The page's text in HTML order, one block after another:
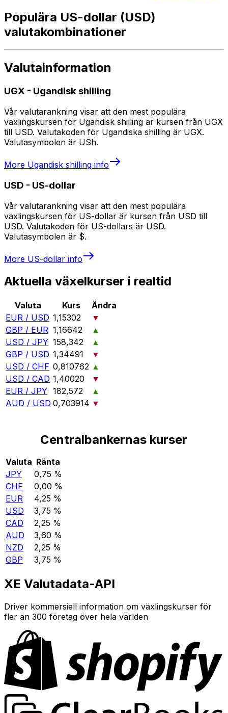
Populära US-dollar (USD)
valutakombinationer
Valutainformation
UGX - Ugandisk shilling
Vår valutarankning visar att den mest populära
växlingskursen för Ugandisk shilling är kursen från UGX
till USD. Valutakoden för Ugandiska shilling är UGX.
Valutasymbolen är USh.
More Ugandisk shilling info
USD - US-dollar
Vår valutarankning visar att den mest populära
växlingskursen för US-dollar är kursen från USD till
USD. Valutakoden för US-dollars är USD.
Valutasymbolen är $.
More US-dollar info
Aktuella växelkurser i realtid
Valuta Kurs
Ändra
EUR / USD 1,15302
▼
GBP / EUR 1,16642
▲
USD / JPY 158,342
▲
GBP / USD 1,34491
▼
USD / CHF 0,810762 ▲
USD / CAD 1,40020
▼
EUR / JPY 182,572
▲
AUD / USD 0,703914 ▼
Centralbankernas kurser
Valuta Ränta
JPY
0,75 %
CHF
0,00 %
EUR
4,25 %
USD
3,75 %
CAD
2,25 %
AUD
3,60 %
NZD
2,25 %
GBP
3,75 %
XE Valutadata-API
Driver kommersiell information om växlingskurser för
fler än 300 företag över hela världen